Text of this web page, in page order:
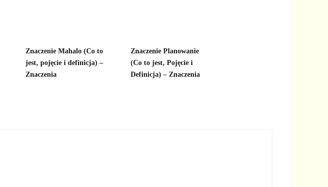
Znaczenie Mahalo (Co to
jest, pojęcie i definicja) –
Znaczenia
Znaczenie Planowanie
(Co to jest, Pojęcie i
Definicja) – Znaczenia